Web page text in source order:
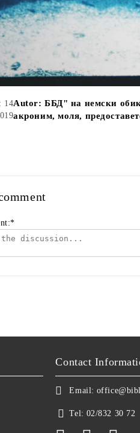
14Autor: ББД" на немски
акроним, моля,
*
Contact
Email:
Tel: 02/832 30 72